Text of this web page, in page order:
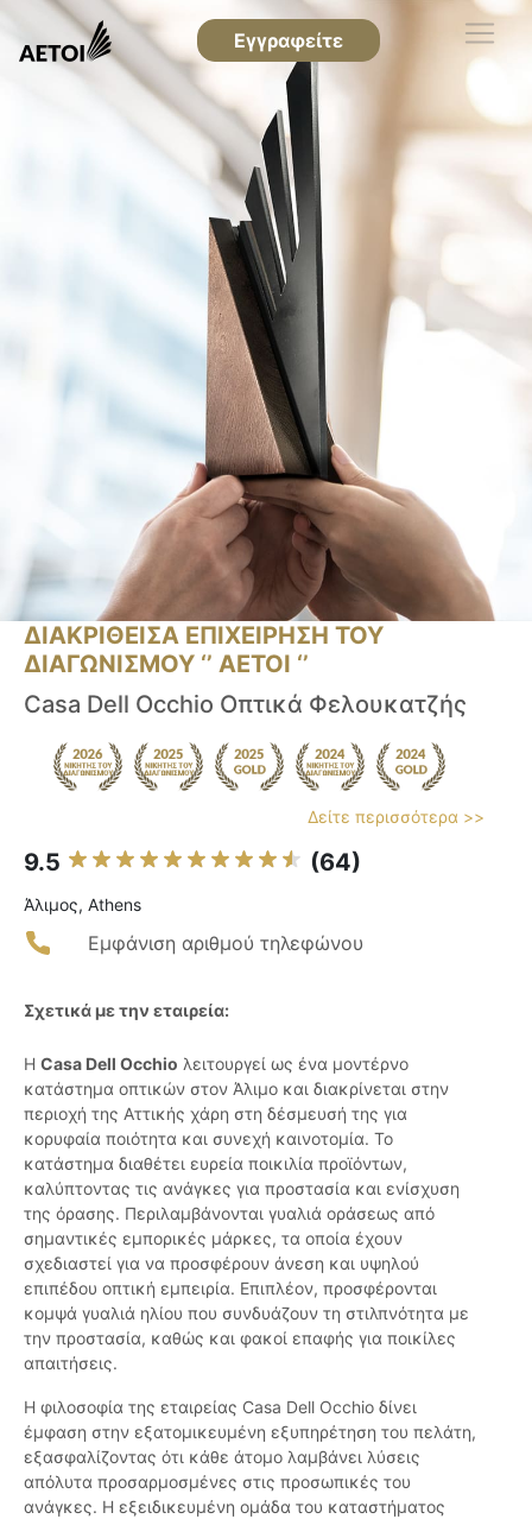
Εγγραφείτε
ΔΙΑΚΡΙΘΕΙΣΑ ΕΠΙΧΕΙΡΗΣΗ ΤΟΥ
ΔΙΑΓΩΝΙΣΜΟΥ ‘’ ΑΕΤΟΙ ‘’
Casa Dell Occhio Οπτικά Φελουκατζής
Δείτε περισσότερα >>
9.5 (64)
Άλιμος, Athens
Εμφάνιση αριθμού τηλεφώνου
Σχετικά με την εταιρεία:
Η Casa Dell Occhio λειτουργεί ως ένα μοντέρνο
κατάστημα οπτικών στον Άλιμο και διακρίνεται στην
περιοχή της Αττικής χάρη στη δέσμευσή της για
κορυφαία ποιότητα και συνεχή καινοτομία. Το
κατάστημα διαθέτει ευρεία ποικιλία προϊόντων,
καλύπτοντας τις ανάγκες για προστασία και ενίσχυση
της όρασης. Περιλαμβάνονται γυαλιά οράσεως από
σημαντικές εμπορικές μάρκες, τα οποία έχουν
σχεδιαστεί για να προσφέρουν άνεση και υψηλού
επιπέδου οπτική εμπειρία. Επιπλέον, προσφέρονται
κομψά γυαλιά ηλίου που συνδυάζουν τη στιλπνότητα με
την προστασία, καθώς και φακοί επαφής για ποικίλες
απαιτήσεις.
Η φιλοσοφία της εταιρείας Casa Dell Occhio δίνει
έμφαση στην εξατομικευμένη εξυπηρέτηση του πελάτη,
εξασφαλίζοντας ότι κάθε άτομο λαμβάνει λύσεις
απόλυτα προσαρμοσμένες στις προσωπικές του
ανάγκες. Η εξειδικευμένη ομάδα του καταστήματος